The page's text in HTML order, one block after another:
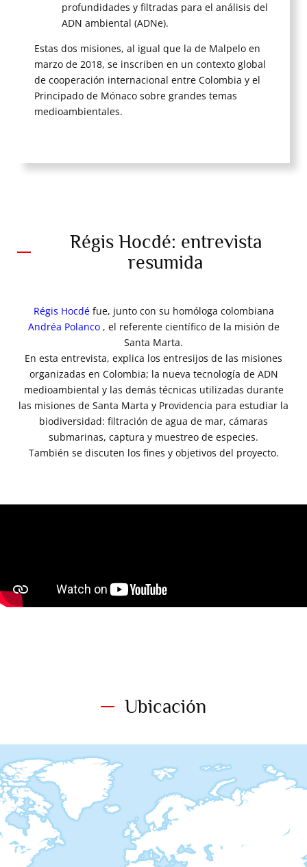
profundidades y filtradas para el análisis del
ADN ambiental (ADNe).
Estas dos misiones, al igual que la de Malpelo en
marzo de 2018, se inscriben en un contexto global
de cooperación internacional entre Colombia y el
Principado de Mónaco sobre grandes temas
medioambientales.
Régis Hocdé: entrevista
resumida
Régis Hocdé fue, junto con su homóloga colombiana
Andréa Polanco , el referente científico de la misión de
Santa Marta.
En esta entrevista, explica los entresijos de las misiones
organizadas en Colombia; la nueva tecnología de ADN
medioambiental y las demás técnicas utilizadas durante
las misiones de Santa Marta y Providencia para estudiar la
biodiversidad: filtración de agua de mar, cámaras
submarinas, captura y muestreo de especies.
También se discuten los fines y objetivos del proyecto.
Ubicación